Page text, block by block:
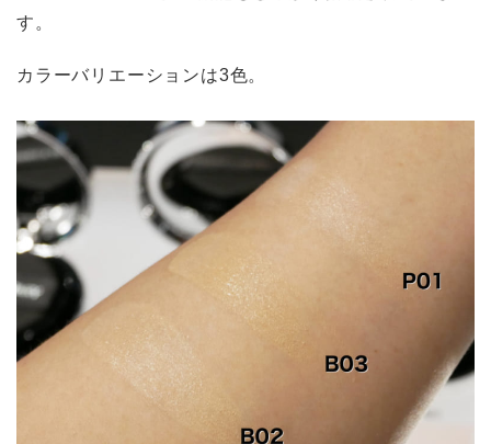
す。
カラーバリエーションは3色。